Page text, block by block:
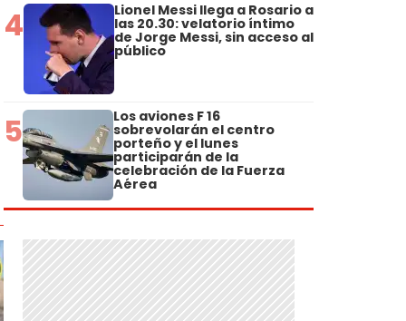
4 Lionel Messi llega a Rosario a
las 20.30: velatorio íntimo
de Jorge Messi, sin acceso al
público
5 Los aviones F 16
sobrevolarán el centro
porteño y el lunes
participarán de la
celebración de la Fuerza
Aérea